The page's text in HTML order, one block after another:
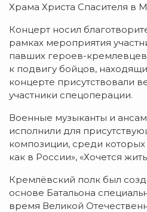
Храма Христа Спасителя в
Концерт носил
рамках мероприятия
павших героев-
к подвигу бойцов,
концерте присутствовали
участники спецоперации.
Военные музыканты и
исполнили для
композиции, среди которых
как в России», «Хочется
Кремлёвский полк был
основе Батальона
время Великой